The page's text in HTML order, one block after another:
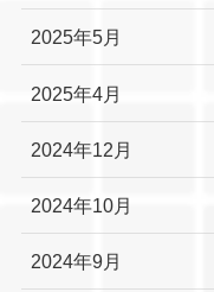
2025年5月
2025年4月
2024年12月
2024年10月
2024年9月